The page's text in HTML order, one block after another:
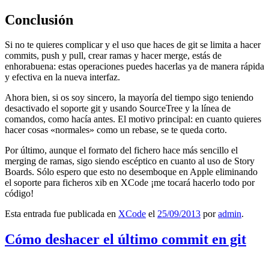
Conclusión
Si no te quieres complicar y el uso que haces de git se limita a hacer
commits, push y pull, crear ramas y hacer merge, estás de
enhorabuena: estas operaciones puedes hacerlas ya de manera rápida
y efectiva en la nueva interfaz.
Ahora bien, si os soy sincero, la mayoría del tiempo sigo teniendo
desactivado el soporte git y usando SourceTree y la línea de
comandos, como hacía antes. El motivo principal: en cuanto quieres
hacer cosas «normales» como un rebase, se te queda corto.
Por último, aunque el formato del fichero hace más sencillo el
merging de ramas, sigo siendo escéptico en cuanto al uso de Story
Boards. Sólo espero que esto no desemboque en Apple eliminando
el soporte para ficheros xib en XCode ¡me tocará hacerlo todo por
código!
Esta entrada fue publicada en XCode el 25/09/2013 poradmin.
Cómo deshacer el último commit en git